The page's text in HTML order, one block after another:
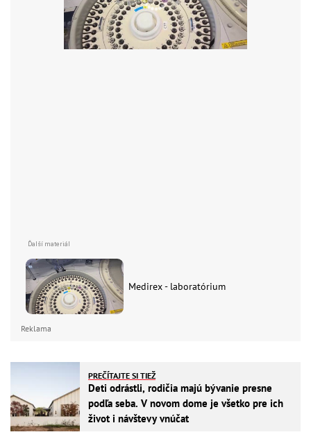
Medirex - laboratórium
Reklama
PREČÍTAJTE SI TIEŽ
Deti odrástli, rodičia majú bývanie presne
podľa seba. V novom dome je všetko pre ich
život i návštevy vnúčat